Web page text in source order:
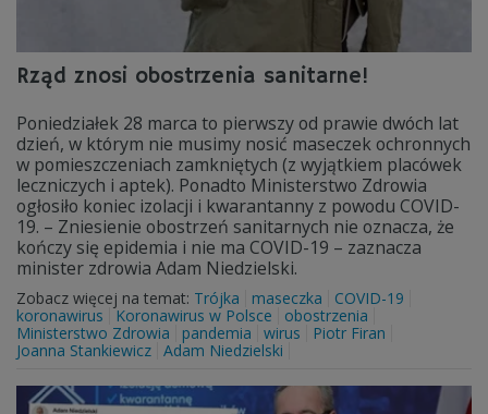
Rząd znosi obostrzenia sanitarne!
Poniedziałek 28 marca to pierwszy od prawie dwóch lat
dzień, w którym nie musimy nosić maseczek ochronnych
w pomieszczeniach zamkniętych (z wyjątkiem placówek
leczniczych i aptek). Ponadto Ministerstwo Zdrowia
ogłosiło koniec izolacji i kwarantanny z powodu COVID-
19. – Zniesienie obostrzeń sanitarnych nie oznacza, że
kończy się epidemia i nie ma COVID-19 – zaznacza
minister zdrowia Adam Niedzielski.
Zobacz więcej na temat: Trójka maseczka
COVID-19
koronawirus
Koronawirus w Polsce
obostrzenia
Ministerstwo Zdrowia
pandemia wirus
Piotr Firan
Joanna Stankiewicz Adam Niedzielski